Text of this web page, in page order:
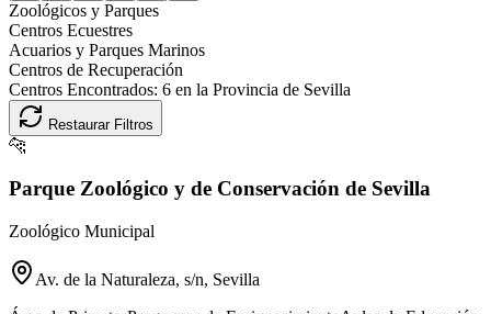
Zoológicos y Parques
Centros Ecuestres
Acuarios y Parques Marinos
Centros de Recuperación
Centros Encontrados: 6 en la Provincia de Sevilla
Restaurar Filtros
🐆
Parque Zoológico y de Conservación de Sevilla
Zoológico Municipal
Av. de la Naturaleza, s/n, Sevilla